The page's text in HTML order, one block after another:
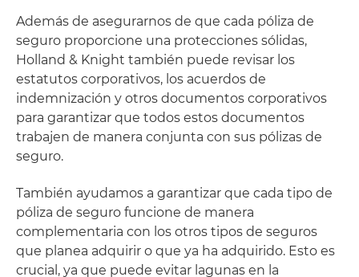
Además de asegurarnos de que cada póliza de
seguro proporcione una protecciones sólidas,
Holland & Knight también puede revisar los
estatutos corporativos, los acuerdos de
indemnización y otros documentos corporativos
para garantizar que todos estos documentos
trabajen de manera conjunta con sus pólizas de
seguro.
También ayudamos a garantizar que cada tipo de
póliza de seguro funcione de manera
complementaria con los otros tipos de seguros
que planea adquirir o que ya ha adquirido. Esto es
crucial, ya que puede evitar lagunas en la